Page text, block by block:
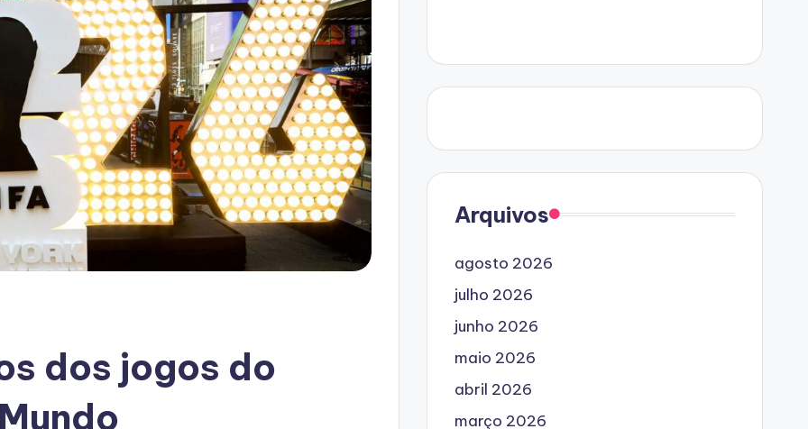
dos jogos do
Arquivos
agosto 2026
julho 2026
junho 2026
maio 2026
abril 2026
março 2026